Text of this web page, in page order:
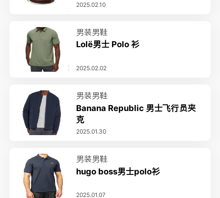
2025.02.10
男装男鞋
Lolë男士 Polo 衫
2025.02.02
男装男鞋
Banana Republic 男士飞行员夹
克
2025.01.30
男装男鞋
hugo boss男士polo衫
2025.01.07